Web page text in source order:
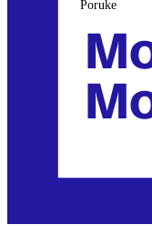
Poruke